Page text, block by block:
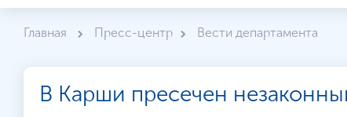
Главная Пресс-центр Вести департамента
В Карши пресечен